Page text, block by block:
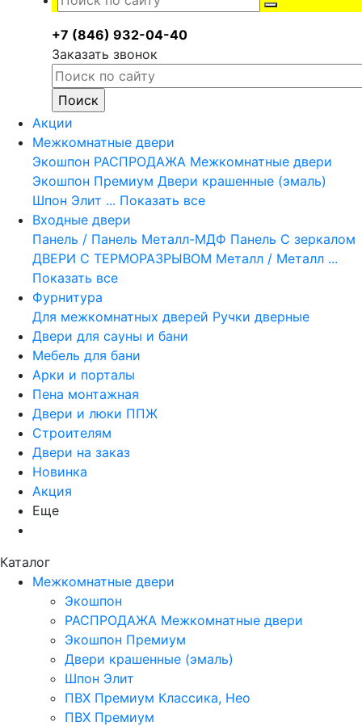
+7 (846) 932-04-40
Заказать звонок
Акции
Межкомнатные двери
Экошпон РАСПРОДАЖА Межкомнатные двери
Экошпон Премиум Двери крашенные (эмаль)
Шпон Элит ... Показать все
Входные двери
Панель / Панель Металл-МДФ Панель С зеркалом
ДВЕРИ С ТЕРМОРАЗРЫВОМ Металл / Металл ...
Показать все
Фурнитура
Для межкомнатных дверей Ручки дверные
Двери для сауны и бани
Мебель для бани
Арки и порталы
Пена монтажная
Двери и люки ППЖ
Строителям
Двери на заказ
Новинка
Акция
Еще
Каталог
Межкомнатные двери
Экошпон
РАСПРОДАЖА Межкомнатные двери
Экошпон Премиум
Двери крашенные (эмаль)
Шпон Элит
ПВХ Премиум Классика, Нео
ПВХ Премиум